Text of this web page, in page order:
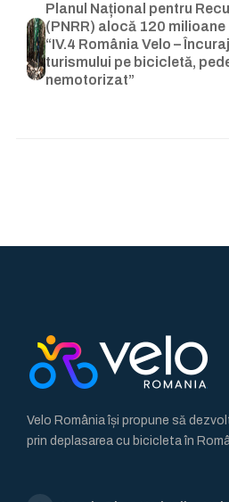
Planul Național pentru
(PNRR) alocă 120
“IV.4 România Velo –
turismului pe bicicletă,
nemotorizat”
Velo România își propune să
prin deplasarea cu bicicleta în